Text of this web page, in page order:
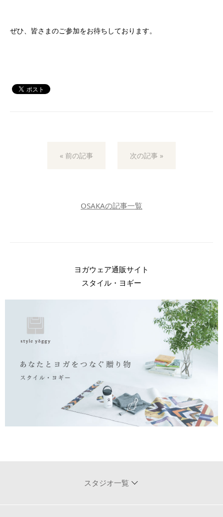
ぜひ、皆さまのご参加をお待ちしております。
« 前の記事 次の記事 »
OSAKAの記事一覧
ヨガウェア通販サイト
スタイル・ヨギー
スタジオ一覧